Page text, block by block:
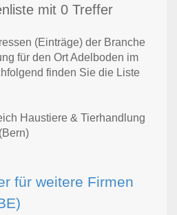
mit 0 Treffer
(Einträge) der Branche
für den Ort Adelboden im
finden Sie die Liste
Haustiere & Tierhandlung
für weitere Firmen